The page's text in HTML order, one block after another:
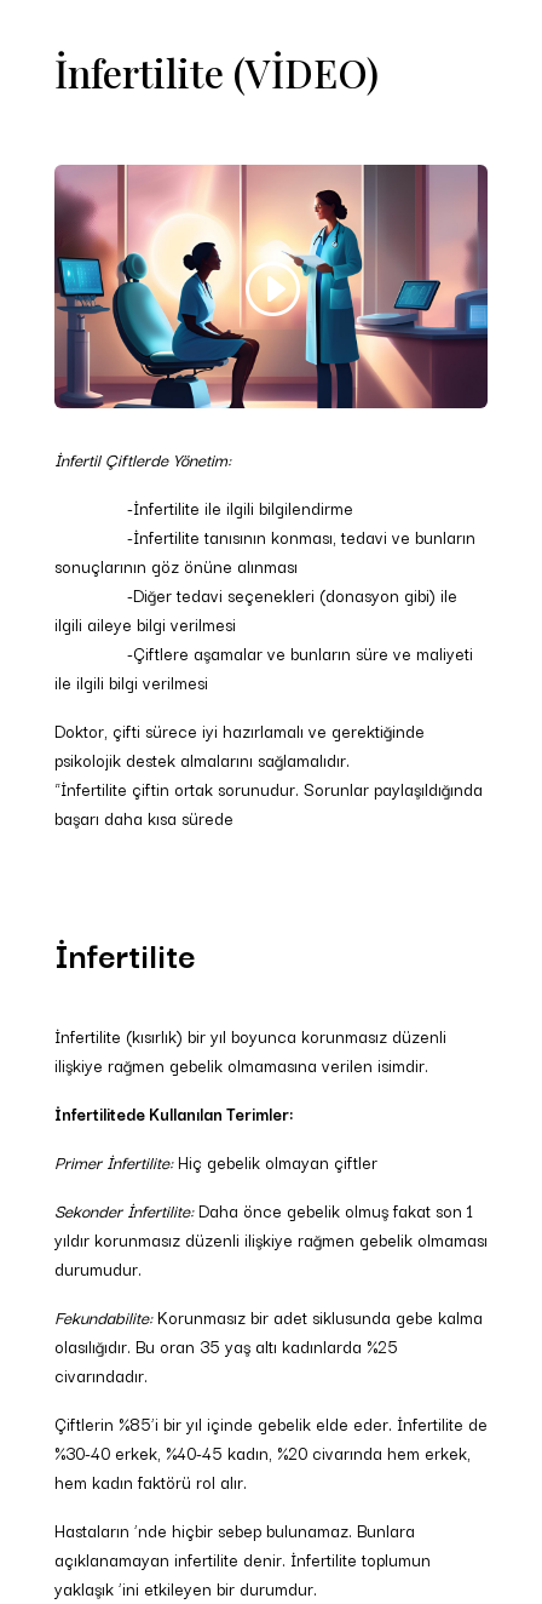
İnfertilite (VİDEO)
İnfertil Çiftlerde Yönetim:
-İnfertilite ile ilgili bilgilendirme
-İnfertilite tanısının konması, tedavi ve bunların
sonuçlarının göz önüne alınması
-Diğer tedavi seçenekleri (donasyon gibi) ile
ilgili aileye bilgi verilmesi
-Çiftlere aşamalar ve bunların süre ve maliyeti
ile ilgili bilgi verilmesi
Doktor, çifti sürece iyi hazırlamalı ve gerektiğinde
psikolojik destek almalarını sağlamalıdır.
“İnfertilite çiftin ortak sorunudur. Sorunlar paylaşıldığında
başarı daha kısa sürede
İnfertilite
İnfertilite (kısırlık) bir yıl boyunca korunmasız düzenli
ilişkiye rağmen gebelik olmamasına verilen isimdir.
İnfertilitede Kullanılan Terimler:
Primer İnfertilite:Hiç gebelik olmayan çiftler
Sekonder İnfertilite:Daha önce gebelik olmuş fakat son 1
yıldır korunmasız düzenli ilişkiye rağmen gebelik olmaması
durumudur.
Fekundabilite:Korunmasız bir adet siklusunda gebe kalma
olasılığıdır. Bu oran 35 yaş altı kadınlarda %25
civarındadır.
Çiftlerin %85’i bir yıl içinde gebelik elde eder. İnfertilite de
%30-40 erkek, %40-45 kadın, %20 civarında hem erkek,
hem kadın faktörü rol alır.
Hastaların ’nde hiçbir sebep bulunamaz. Bunlara
açıklanamayan infertilite denir. İnfertilite toplumun
yaklaşık ’ini etkileyen bir durumdur.